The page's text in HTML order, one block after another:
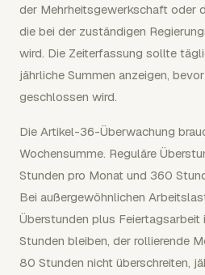
der Mehrheitsgewerkschaft oder
die bei der zuständigen
wird. Die Zeiterfassung sollte
jährliche Summen anzeigen,
geschlossen wird.
Die Artikel-36-Überwachung
Wochensumme. Reguläre
Stunden pro Monat und 360
Bei außergewöhnlichen
Überstunden plus
Stunden bleiben, der rollierende
80 Stunden nicht überschreiten,